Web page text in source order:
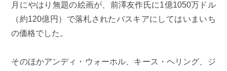
月にやはり無題の絵画が、前澤友作氏に1億1050万ドル
（約120億円）で落札されたバスキアにしてはいまいち
の価格でした。
そのほかアンディ・ウォーホル、キース・ヘリング、ジ